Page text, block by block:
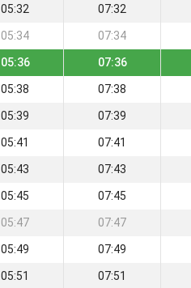
05:32 07:32
05:34 07:34
05:36 07:36
05:38 07:38
05:39 07:39
05:41 07:41
05:43 07:43
05:45 07:45
05:47 07:47
05:49 07:49
05:51 07:51